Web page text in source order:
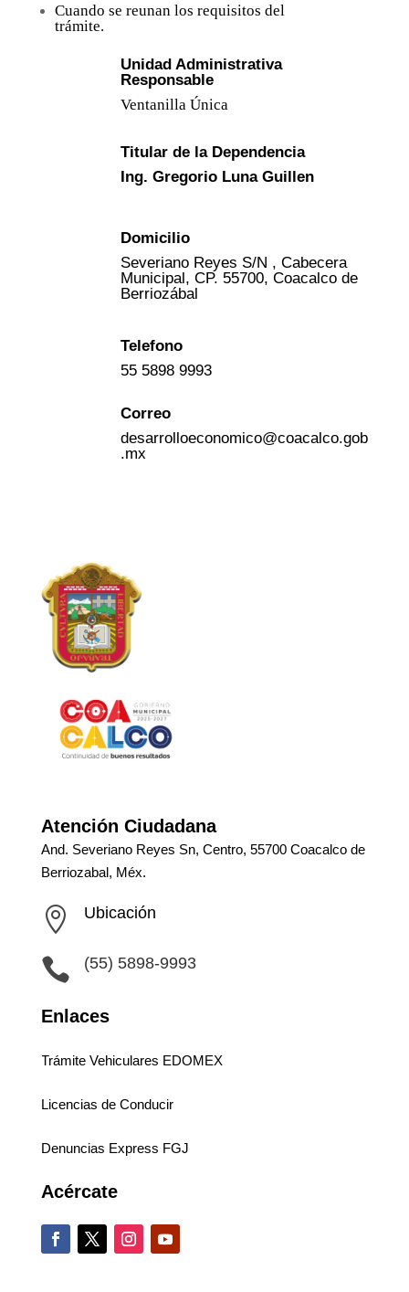
Cuando se reunan los requisitos del
trámite.
Unidad Administrativa
Responsable
Ventanilla Única
Titular de la Dependencia
Ing. Gregorio Luna Guillen
Domicilio
Severiano Reyes S/N , Cabecera
Municipal, CP. 55700, Coacalco de
Berriozábal
Telefono
55 5898 9993
Correo
desarrolloeconomico@coacalco.gob
.mx
Atención Ciudadana
And. Severiano Reyes Sn, Centro, 55700 Coacalco de
Berriozabal, Méx.
 Ubicación
 (55) 5898-9993
Enlaces
Trámite Vehiculares EDOMEX
Licencias de Conducir
Denuncias Express FGJ
Acércate